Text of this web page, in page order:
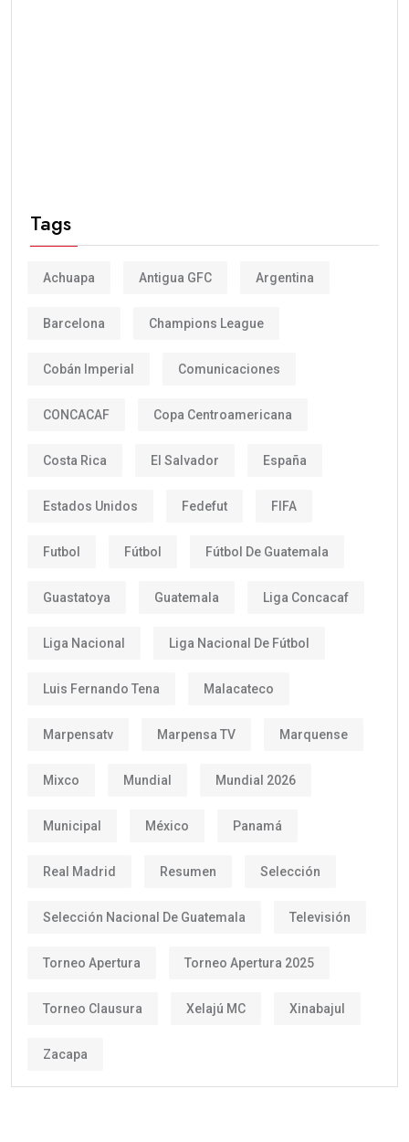
Tags
Achuapa Antigua GFC Argentina
Barcelona Champions League
Cobán Imperial Comunicaciones
CONCACAF Copa Centroamericana
Costa Rica El Salvador España
Estados Unidos Fedefut FIFA
Futbol Fútbol Fútbol De Guatemala
Guastatoya Guatemala Liga Concacaf
Liga Nacional Liga Nacional De Fútbol
Luis Fernando Tena Malacateco
Marpensatv Marpensa TV Marquense
Mixco Mundial Mundial 2026
Municipal México Panamá
Real Madrid Resumen Selección
Selección Nacional De Guatemala Televisión
Torneo Apertura Torneo Apertura 2025
Torneo Clausura Xelajú MC Xinabajul
Zacapa